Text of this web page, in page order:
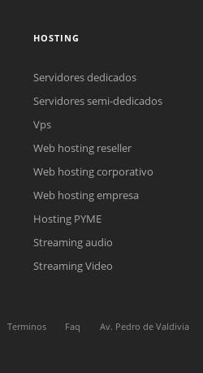
online
un correo electrónico con el enlace a
la reunión online.
Cotización
fuera de línea. Complete el formulario
HOSTING
Servidores dedicados
Servidores semi-dedicados
Vps
Web hosting reseller
Web hosting corporativo
Web hosting empresa
Hosting PYME
Streaming audio
Streaming Video
Terminos Faq
Av. Pedro de Valdivia